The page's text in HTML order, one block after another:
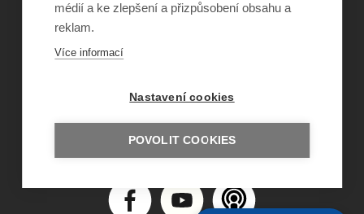
©Obecně prospěšná společnost Sirius
ISSN 1805-8876
nazory@sancedetem.cz
Odběr novinek e-mailem
médií a ke zlepšení a přizpůsobení obsahu a
reklam.
Více informací
Nastavení cookies
POVOLIT COOKIES